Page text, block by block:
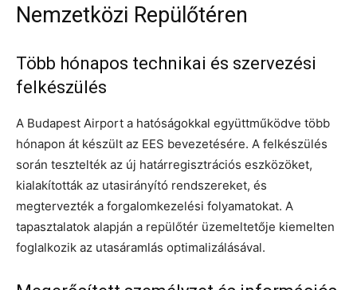
Nemzetközi Repülőtéren
Több hónapos technikai és szervezési
felkészülés
A Budapest Airport a hatóságokkal együttműködve több
hónapon át készült az EES bevezetésére. A felkészülés
során tesztelték az új határregisztrációs eszközöket,
kialakították az utasirányító rendszereket, és
megtervezték a forgalomkezelési folyamatokat. A
tapasztalatok alapján a repülőtér üzemeltetője kiemelten
foglalkozik az utasáramlás optimalizálásával.